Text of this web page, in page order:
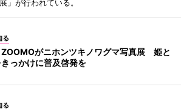
」が行われている。
る
がニホンツキノワグマ写真展 姫と
きっかけに普及啓発を
る